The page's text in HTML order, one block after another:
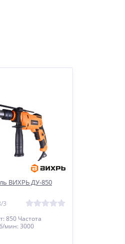
ВИХРЬ ДУ-850
3
850 Частота
мин: 3000